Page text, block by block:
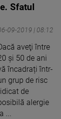
Sfatul
09-2019 | 08:12
aveţi între
și 50 de ani
încadrați într-
grup de risc
de
alergie
la ...